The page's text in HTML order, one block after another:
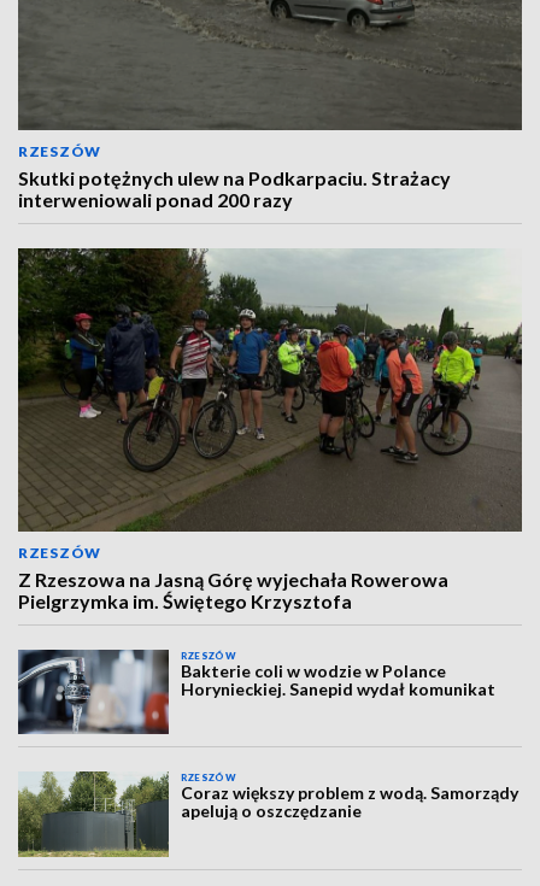
RZESZÓW
Skutki potężnych ulew na Podkarpaciu. Strażacy
interweniowali ponad 200 razy
RZESZÓW
Z Rzeszowa na Jasną Górę wyjechała Rowerowa
Pielgrzymka im. Świętego Krzysztofa
RZESZÓW
Bakterie coli w wodzie w Polance
Horynieckiej. Sanepid wydał komunikat
RZESZÓW
Coraz większy problem z wodą. Samorządy
apelują o oszczędzanie